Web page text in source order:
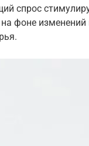
спрос
фоне